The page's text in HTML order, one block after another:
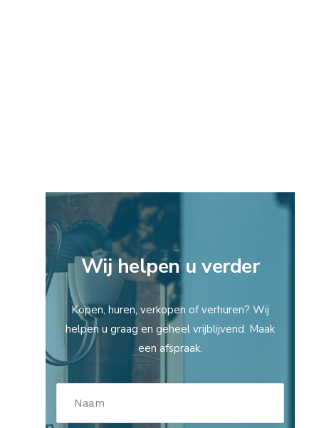
Wij helpen u verder
Kopen, huren, verkopen of verhuren? Wij
helpen u graag en geheel vrijblijvend. Maak
een afspraak.